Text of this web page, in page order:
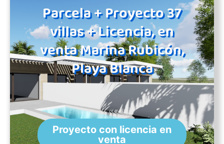
Parcela + Proyecto 37
villas + Licencia, en
venta Marina Rubicón,
Playa Blanca
Proyecto con licencia en
venta